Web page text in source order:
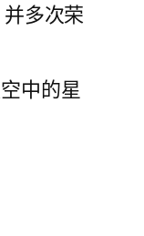
多次荣
中的星